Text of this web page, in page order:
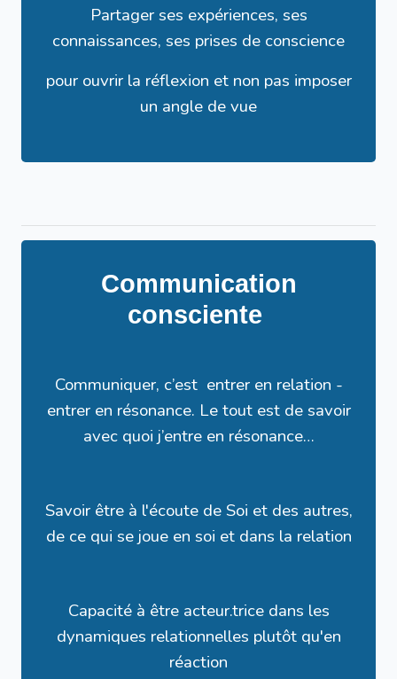
Partager ses expériences, ses
connaissances, ses prises de conscience
pour ouvrir la réflexion et non pas imposer
un angle de vue
Communication
consciente
Communiquer, c’est entrer en relation -
entrer en résonance. Le tout est de savoir
avec quoi j’entre en résonance…
Savoir être à l'écoute de Soi et des autres,
de ce qui se joue en soi et dans la relation
Capacité à être acteur.trice dans les
dynamiques relationnelles plutôt qu'en
réaction